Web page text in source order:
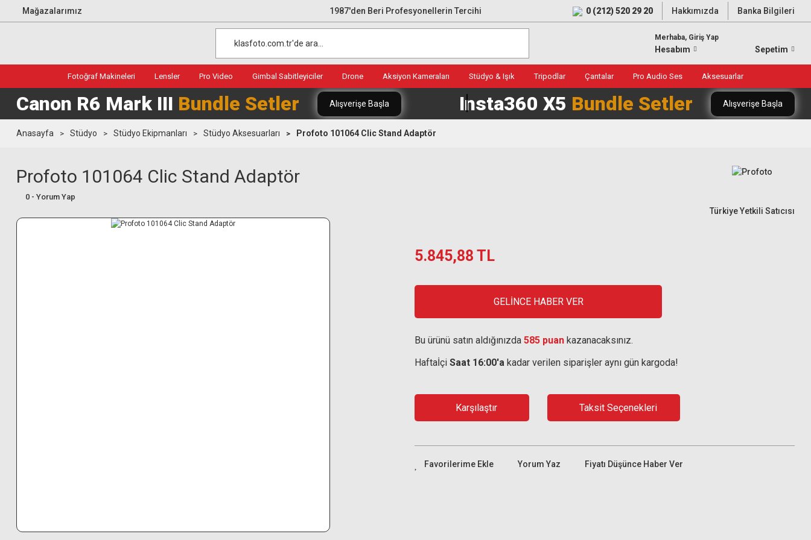
Mağazalarımız 1987'den Beri Profesyonellerin Tercihi 0 (212) 520 29 20 Hakkımızda Banka Bilgileri
Merhaba, Giriş Yap
Hesabım Sepetim
Fotoğraf Makineleri Lensler Pro Video Gimbal Sabitleyiciler Drone Aksiyon Kameraları Stüdyo & Işık Tripodlar Çantalar Pro Audio Ses Aksesuarlar
Canon R6 Mark III Bundle Setler Alışverişe Başla Insta360 X5 Bundle Setler Alışverişe Başla
Anasayfa Stüdyo Stüdyo Ekipmanları Stüdyo Aksesuarları Profoto 101064 Clic Stand Adaptör
Profoto 101064 Clic Stand Adaptör
0 - Yorum Yap
Türkiye Yetkili Satıcısı
5.845,88 TL
GELİNCE HABER VER
Bu ürünü satın aldığınızda 585 puan kazanacaksınız.
Haftaİçi Saat 16:00'a kadar verilen siparişler aynı gün kargoda!
Karşılaştır Taksit Seçenekleri
Yorum Yaz Fiyatı Düşünce Haber Ver